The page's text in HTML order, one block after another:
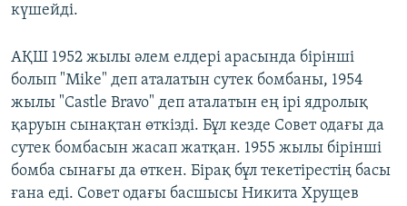
күшейді.
АҚШ 1952 жылы әлем елдері арасында бірінші
болып "Mike" деп аталатын сутек бомбаны, 1954
жылы "Castle Bravo" деп аталатын ең ірі ядролық
қаруын сынақтан өткізді. Бұл кезде Совет одағы да
сутек бомбасын жасап жатқан. 1955 жылы бірінші
бомба сынағы да өткен. Бірақ бұл текетірестің басы
ғана еді. Совет одағы басшысы Никита Хрущев